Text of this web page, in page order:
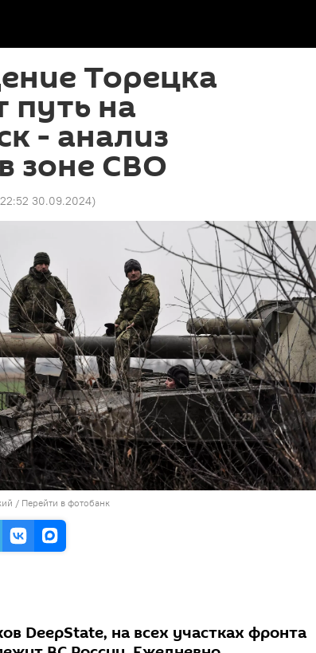
Торецка
путь на
- анализ
зоне СВО
22:52 30.09.2024)
/ Перейти в фотобанк
DeepState, на всех участках фронта